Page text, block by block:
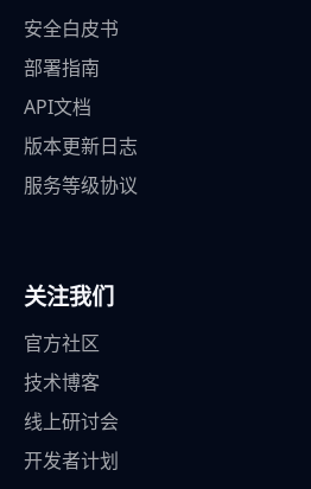
安全白皮书
部署指南
API文档
版本更新日志
服务等级协议
关注我们
官方社区
技术博客
线上研讨会
开发者计划